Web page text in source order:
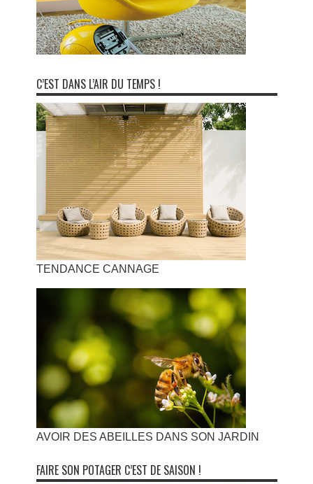
C’EST DANS L’AIR DU TEMPS !
TENDANCE CANNAGE
AVOIR DES ABEILLES DANS SON JARDIN
FAIRE SON POTAGER C’EST DE SAISON !